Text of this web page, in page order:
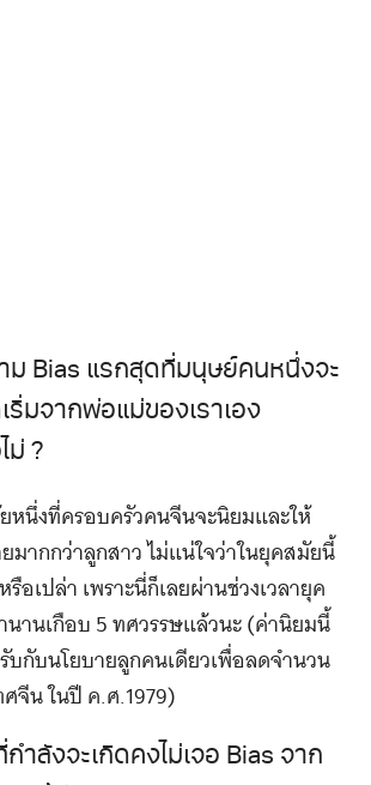
ม Bias แรกสุดที่มนุษย์คนหนึ่งจะ
ริ่มจากพ่อแม่ของเราเอง
ม่ ?
หนึ่งที่ครอบครัวคนจีนจะนิยมและให้
ากกว่าลูกสาว ไม่แน่ใจว่าในยุคสมัยนี้
อเปล่า เพราะนี่ก็เลยผ่านช่วงเวลายุค
นานเกือบ 5 ทศวรรษแล้วนะ (ค่านิยมนี้
กับนโยบายลูกคนเดียวเพื่อลดจำนวน
ศจีน ในปี ค.ศ.1979)
ำลังจะเกิดคงไม่เจอ Bias จาก